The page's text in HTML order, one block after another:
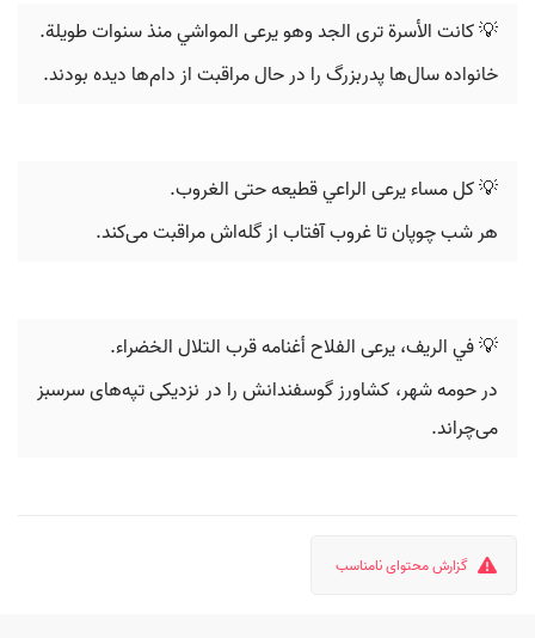
💡 كانت الأسرة ترى الجد وهو يرعی المواشي منذ سنوات طويلة.
خانواده سال‌ها پدربزرگ را در حال مراقبت از دام‌ها دیده بودند.
💡 كل مساء يرعی الراعي قطيعه حتى الغروب.
هر شب چوپان تا غروب آفتاب از گله‌اش مراقبت می‌کند.
💡 في الريف، يرعی الفلاح أغنامه قرب التلال الخضراء.
در حومه شهر، کشاورز گوسفندانش را در نزدیکی تپه‌های سرسبز
می‌چراند.
گزارش محتوای نامناسب